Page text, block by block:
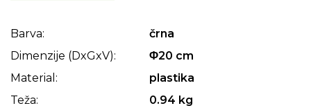
Barva:
črna
Dimenzije (DxGxV):
Φ20 cm
Material:
plastika
Teža:
0.94 kg